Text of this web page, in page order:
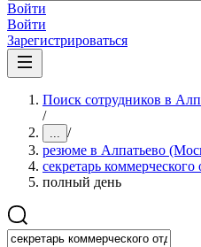
Войти
Войти
Зарегистрироваться
Поиск сотрудников в
/
... /
резюме в Алпатьево
секретарь коммерческого
полный день